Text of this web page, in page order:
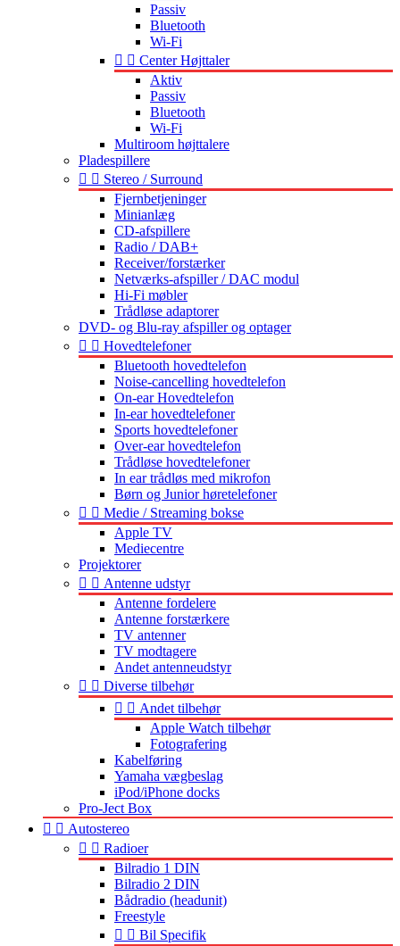
Passiv
Bluetooth
Wi-Fi
  Center Højttaler
Aktiv
Passiv
Bluetooth
Wi-Fi
Multiroom højttalere
Pladespillere
  Stereo / Surround
Fjernbetjeninger
Minianlæg
CD-afspillere
Radio / DAB+
Receiver/forstærker
Netværks-afspiller / DAC modul
Hi-Fi møbler
Trådløse adaptorer
DVD- og Blu-ray afspiller og optager
  Hovedtelefoner
Bluetooth hovedtelefon
Noise-cancelling hovedtelefon
On-ear Hovedtelefon
In-ear hovedtelefoner
Sports hovedtelefoner
Over-ear hovedtelefon
Trådløse hovedtelefoner
In ear trådløs med mikrofon
Børn og Junior høretelefoner
  Medie / Streaming bokse
Apple TV
Mediecentre
Projektorer
  Antenne udstyr
Antenne fordelere
Antenne forstærkere
TV antenner
TV modtagere
Andet antenneudstyr
  Diverse tilbehør
  Andet tilbehør
Apple Watch tilbehør
Fotografering
Kabelføring
Yamaha vægbeslag
iPod/iPhone docks
Pro-Ject Box
  Autostereo
  Radioer
Bilradio 1 DIN
Bilradio 2 DIN
Bådradio (headunit)
Freestyle
  Bil Specifik